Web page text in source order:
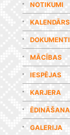
NOTIKUMI
KALENDĀRS
DOKUMENTI
MĀCĪBAS
IESPĒJAS
KARJERA
ĒDINĀŠANA
GALERIJA